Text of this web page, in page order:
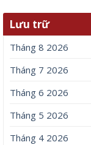
Lưu trữ
Tháng 8 2026
Tháng 7 2026
Tháng 6 2026
Tháng 5 2026
Tháng 4 2026